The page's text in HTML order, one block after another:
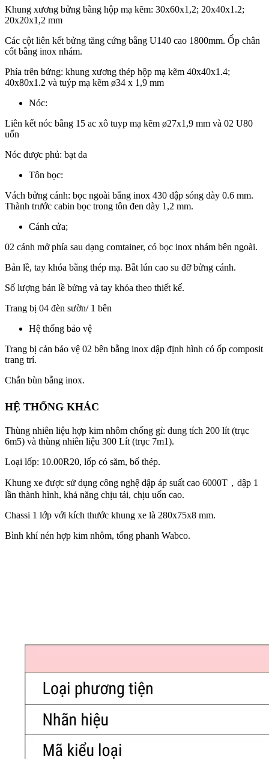
Khung xương bửng bằng hộp mạ kẽm: 30x60x1,2; 20x40x1.2;
20x20x1,2 mm
Các cột liên kết bửng tăng cứng bằng U140 cao 1800mm. Ốp chân
cốt bằng inox nhám.
Phía trên bửng: khung xương thép hộp mạ kẽm 40x40x1.4;
40x80x1.2 và tuýp mạ kẽm ø34 x 1,9 mm
Nóc:
Liên kết nóc bằng 15 ac xô tuyp mạ kẽm ø27x1,9 mm và 02 U80
uốn
Nóc được phủ: bạt da
Tôn bọc:
Vách bửng cánh: bọc ngoài bằng inox 430 dập sóng dày 0.6 mm.
Thành trước cabin bọc trong tôn đen dày 1,2 mm.
Cánh cửa;
02 cánh mở phía sau dạng comtainer, có bọc inox nhám bên ngoài.
Bản lề, tay khóa bằng thép mạ. Bắt lún cao su đỡ bửng cánh.
Số lượng bản lề bửng và tay khóa theo thiết kế.
Trang bị 04 đèn sườn/ 1 bên
Hệ thống bảo vệ
Trang bị cản bảo vệ 02 bên bằng inox dập định hình có ốp composit
trang trí.
Chắn bùn bằng inox.
HỆ THỐNG KHÁC
Thùng nhiên liệu hợp kim nhôm chống gỉ: dung tích 200 lít (trục
6m5) và thùng nhiên liệu 300 Lít (trục 7m1).
Loại lốp: 10.00R20, lốp có săm, bố thép.
Khung xe được sử dụng công nghệ dập áp suất cao 6000T ， dập 1
lần thành hình, khả năng chịu tải, chịu uốn cao.
Chassi 1 lớp với kích thước khung xe là 280x75x8 mm.
Bình khí nén hợp kim nhôm, tổng phanh Wabco.